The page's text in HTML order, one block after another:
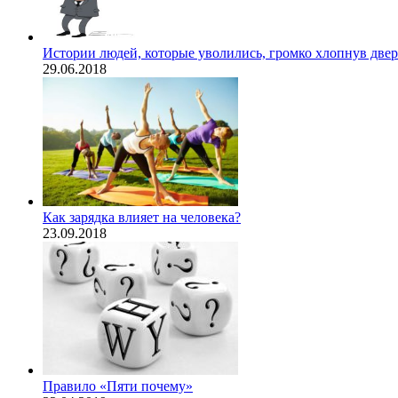
Истории людей, которые уволились, громко хлопнув
29.06.2018
Как зарядка влияет на человека?
23.09.2018
Правило «Пяти почему»